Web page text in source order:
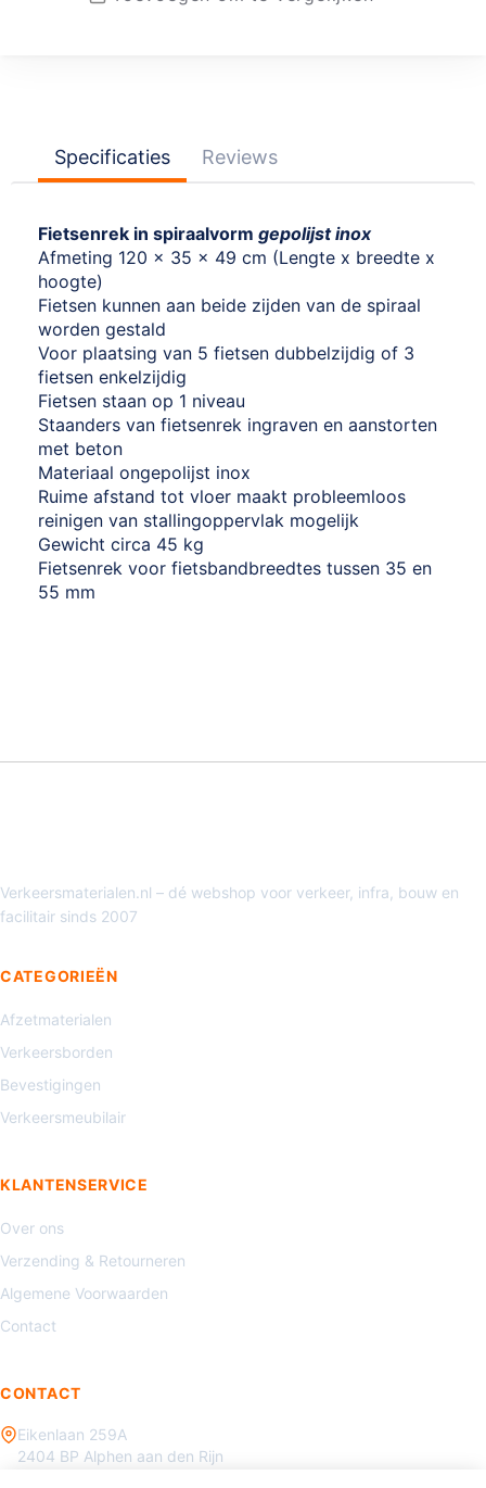
Specificaties Reviews
Fietsenrek in spiraalvorm gepolijst inox
Afmeting 120 x 35 x 49 cm (Lengte x breedte x
hoogte)
Fietsen kunnen aan beide zijden van de spiraal
worden gestald
Voor plaatsing van 5 fietsen dubbelzijdig of 3
fietsen enkelzijdig
Fietsen staan op 1 niveau
Staanders van fietsenrek ingraven en aanstorten
met beton
Materiaal ongepolijst inox
Ruime afstand tot vloer maakt probleemloos
reinigen van stallingoppervlak mogelijk
Gewicht circa 45 kg
Fietsenrek voor fietsbandbreedtes tussen 35 en
55 mm
Verkeersmaterialen.nl – dé webshop voor verkeer, infra, bouw en
facilitair sinds 2007
CATEGORIEËN
Afzetmaterialen
Verkeersborden
Bevestigingen
Verkeersmeubilair
KLANTENSERVICE
Over ons
Verzending & Retourneren
Algemene Voorwaarden
Contact
CONTACT
Eikenlaan 259A
2404 BP Alphen aan den Rijn